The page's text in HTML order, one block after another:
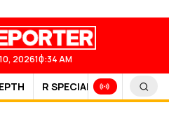
202610:34 AM
R SPECIAL SPORTS